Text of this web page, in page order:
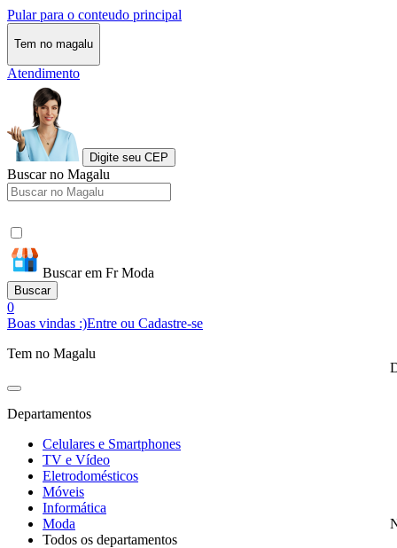
Pular para o conteudo principal
Tem no magalu
Atendimento
Digite seu CEP
Buscar no Magalu
Buscar em Fr Moda
Buscar
0
Boas vindas :)Entre ou Cadastre-se
Tem no Magalu
Departamentos
Celulares e Smartphones
TV e Vídeo
Eletrodomésticos
Móveis
Informática
Moda
Todos os departamentos